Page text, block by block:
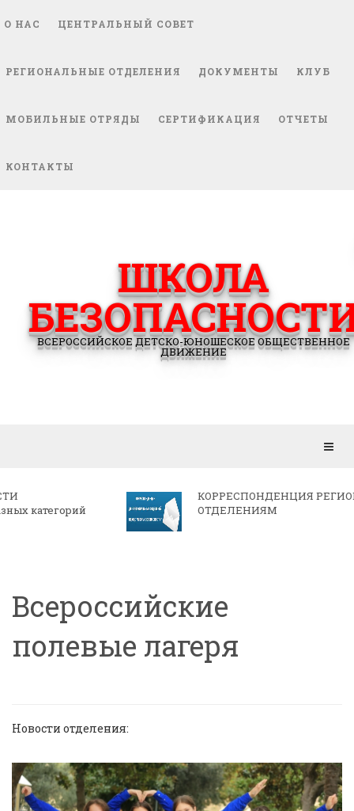
О НАС ЦЕНТРАЛЬНЫЙ СОВЕТ
РЕГИОНАЛЬНЫЕ ОТДЕЛЕНИЯ ДОКУМЕНТЫ КЛУБ
МОБИЛЬНЫЕ ОТРЯДЫ СЕРТИФИКАЦИЯ ОТЧЕТЫ
КОНТАКТЫ
ШКОЛА
ВСЕРОССИЙСКОЕ ДЕТСКО-ЮНОШЕСКОЕ ОБЩЕСТВЕННОЕ
ДВИЖЕНИЕ
КОРРЕСПОНДЕНЦИЯ РЕГИОНАЛЬНЫМ
ОТДЕЛЕНИЯМ
Всероссийские
полевые лагеря
Новости отделения: